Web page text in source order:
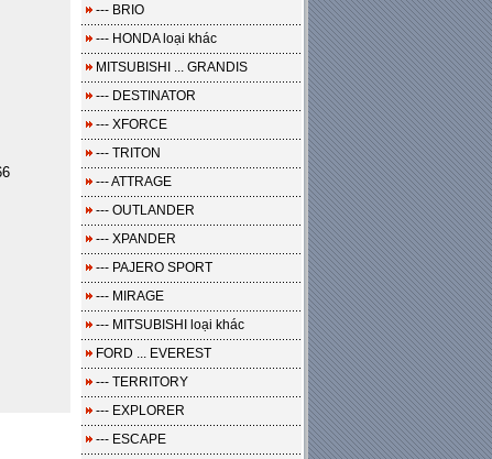
--- BRIO
--- HONDA loại khác
MITSUBISHI ... GRANDIS
--- DESTINATOR
--- XFORCE
--- TRITON
--- ATTRAGE
--- OUTLANDER
--- XPANDER
--- PAJERO SPORT
--- MIRAGE
--- MITSUBISHI loại khác
FORD ... EVEREST
--- TERRITORY
--- EXPLORER
--- ESCAPE